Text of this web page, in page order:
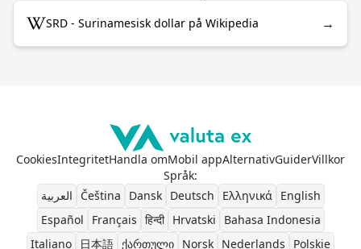
SRD - Surinamesisk dollar på Wikipedia →
CookiesIntegritetHandla omMobil appAlternativGuiderVillkor
Språk:
العربية
Čeština Dansk Deutsch Ελληνικά
English
Español
Français हिन्दी Hrvatski
Bahasa Indonesia
Italiano
日本語 ქართული Norsk Nederlands Polskie